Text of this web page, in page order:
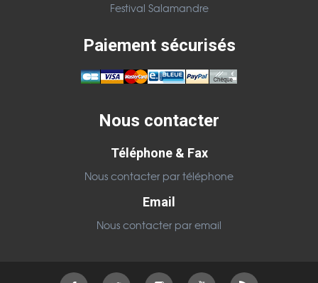
Festival Salamandre
Paiement sécurisés
Nous contacter
Téléphone & Fax
Nous contacter par téléphone
Email
Nous contacter par email